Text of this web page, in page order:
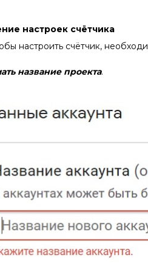
настроек счётчика
настроить счётчик,
название проекта.